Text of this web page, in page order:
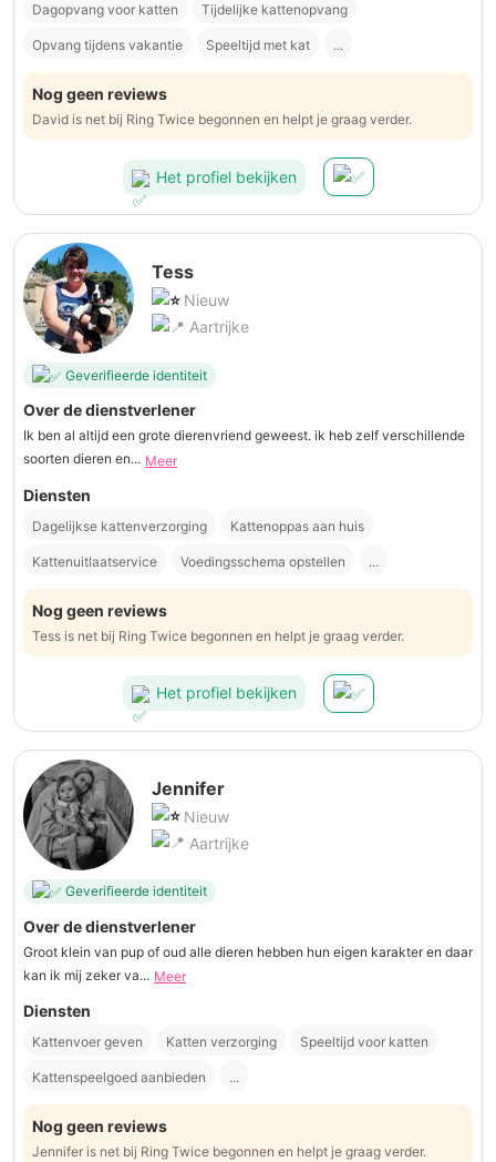
Dagopvang voor katten Tijdelijke kattenopvang
Opvang tijdens vakantie Speeltijd met kat ...
Nog geen reviews
David is net bij Ring Twice begonnen en helpt je graag verder.
Het profiel bekijken
Tess
Nieuw
Aartrijke
Geverifieerde identiteit
Over de dienstverlener
Ik ben al altijd een grote dierenvriend geweest. ik heb zelf verschillende
soorten dieren en... Meer
Diensten
Dagelijkse kattenverzorging Kattenoppas aan huis
Kattenuitlaatservice Voedingsschema opstellen ...
Nog geen reviews
Tess is net bij Ring Twice begonnen en helpt je graag verder.
Het profiel bekijken
Jennifer
Nieuw
Aartrijke
Geverifieerde identiteit
Over de dienstverlener
Groot klein van pup of oud alle dieren hebben hun eigen karakter en daar
kan ik mij zeker va... Meer
Diensten
Kattenvoer geven Katten verzorging Speeltijd voor katten
Kattenspeelgoed aanbieden ...
Nog geen reviews
Jennifer is net bij Ring Twice begonnen en helpt je graag verder.